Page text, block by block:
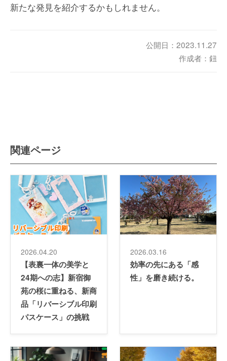
新たな発見を紹介するかもしれません。
公開日：2023.11.27
作成者：鈕
関連ページ
2026.04.20
【表裏一体の美学と
24期への志】新宿御
苑の桜に重ねる、新商
品「リバーシブル印刷
パスケース」の挑戦
2026.03.16
効率の先にある「感
性」を磨き続ける。